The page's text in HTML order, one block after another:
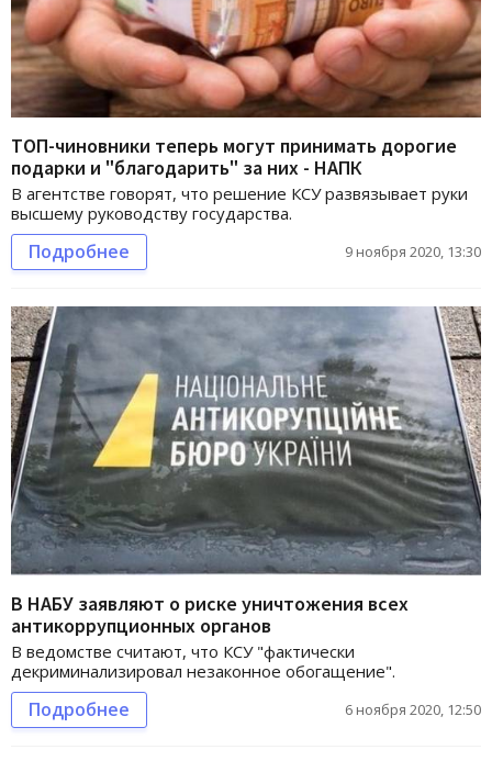
ТОП-чиновники теперь могут принимать дорогие
подарки и "благодарить" за них - НАПК
В агентстве говорят, что решение КСУ развязывает руки
высшему руководству государства.
Подробнее 9 ноября 2020, 13:30
В НАБУ заявляют о риске уничтожения всех
антикоррупционных органов
В ведомстве считают, что КСУ "фактически
декриминализировал незаконное обогащение".
Подробнее 6 ноября 2020, 12:50